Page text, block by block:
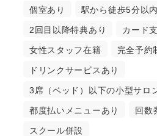
個室あり 駅から徒歩5分以内
2回目以降特典あり カード
女性スタッフ在籍 完全予約
ドリンクサービスあり
3席（ベッド）以下の小型サロ
都度払いメニューあり 回数
スクール併設